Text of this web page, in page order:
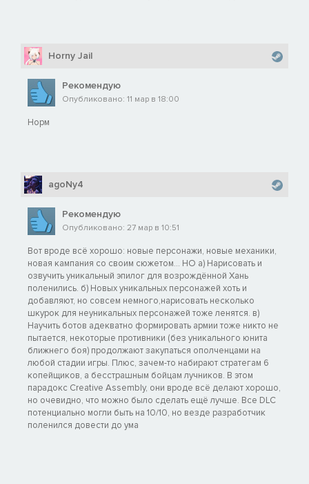
Horny Jail
Рекомендую
Опубликовано: 11 мар в 18:00
Норм
agoNy4
Рекомендую
Опубликовано: 27 мар в 10:51
Вот вроде всё хорошо: новые персонажи, новые механики,
новая кампания со своим сюжетом... НО а) Нарисовать и
озвучить уникальный эпилог для возрождённой Хань
поленились. б) Новых уникальных персонажей хоть и
добавляют, но совсем немного,нарисовать несколько
шкурок для неуникальных персонажей тоже ленятся. в)
Научить ботов адекватно формировать армии тоже никто не
пытается, некоторые противники (без уникального юнита
ближнего боя) продолжают закупаться ополченцами на
любой стадии игры. Плюс, зачем-то набирают стратегам 6
копейщиков, а бесстрашным бойцам лучников. В этом
парадокс Creative Assembly, они вроде всё делают хорошо,
но очевидно, что можно было сделать ещё лучше. Все DLC
потенциально могли быть на 10/10, но везде разработчик
поленился довести до ума